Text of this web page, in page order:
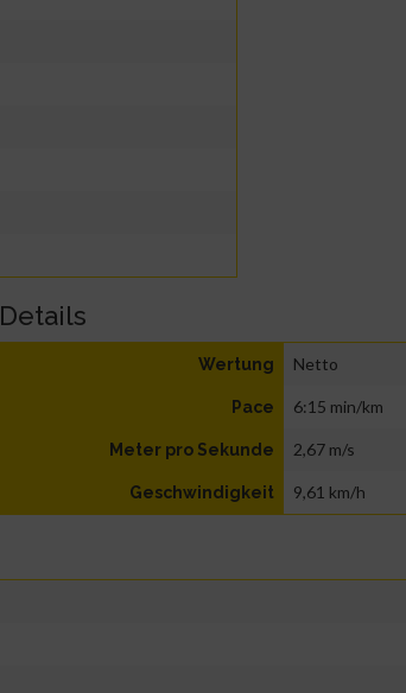
Details
Wertung Netto
Pace 6:15 min/km
Meter pro Sekunde 2,67 m/s
Geschwindigkeit 9,61 km/h